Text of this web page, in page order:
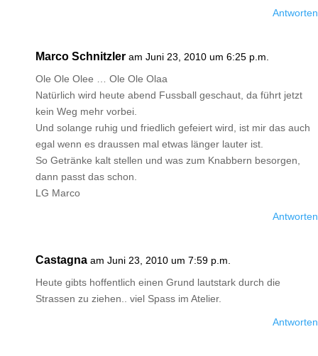
Antworten
Marco Schnitzler am Juni 23, 2010 um 6:25 p.m.
Ole Ole Olee … Ole Ole Olaa
Natürlich wird heute abend Fussball geschaut, da führt jetzt
kein Weg mehr vorbei.
Und solange ruhig und friedlich gefeiert wird, ist mir das auch
egal wenn es draussen mal etwas länger lauter ist.
So Getränke kalt stellen und was zum Knabbern besorgen,
dann passt das schon.
LG Marco
Antworten
Castagna am Juni 23, 2010 um 7:59 p.m.
Heute gibts hoffentlich einen Grund lautstark durch die
Strassen zu ziehen.. viel Spass im Atelier.
Antworten